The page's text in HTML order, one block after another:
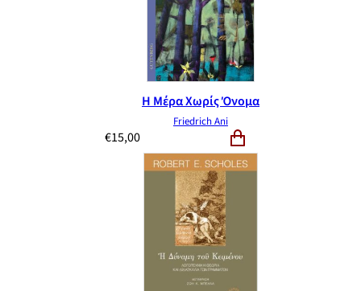
Η Μέρα Χωρίς Όνομα
Friedrich Ani
€15,00